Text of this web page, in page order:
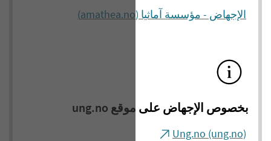
الإجهاض - مؤسسة آماثيا (amathea.no)
بخصوص الإجهاض على موقع ung.no
Ung.no (ung.no)